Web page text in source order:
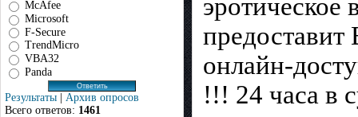
McAfee
Microsoft
F-Secure
TrendMicro
VBA32
Panda
Результаты | Архив опросов
Всего ответов: 1461
эротичeское
прeдоставит
онлайн-
!!! 24 чаcа в